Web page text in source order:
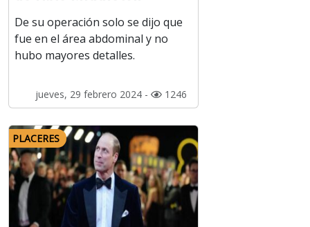
De su operación solo se dijo que
fue en el área abdominal y no
hubo mayores detalles.
jueves, 29 febrero 2024 - 1246
PLACERES